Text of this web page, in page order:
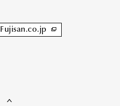
Fujisan.co.jp